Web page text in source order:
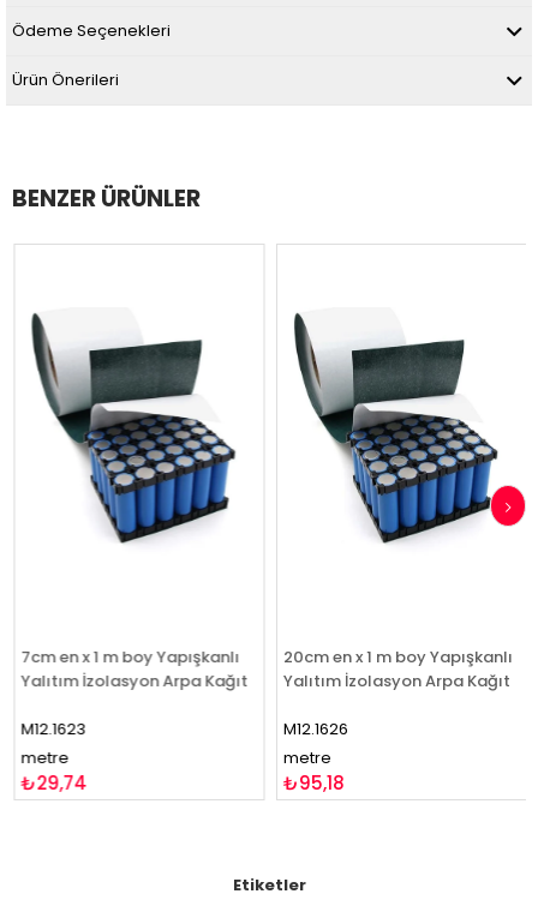
Ödeme Seçenekleri
Ürün Önerileri
BENZER ÜRÜNLER
7cm en x 1 m boy Yapışkanlı
Yalıtım İzolasyon Arpa Kağıt
M12.1623
metre
₺29,74
20cm en x 1 m boy Yapışkanlı
Yalıtım İzolasyon Arpa Kağıt
M12.1626
metre
₺95,18
Etiketler